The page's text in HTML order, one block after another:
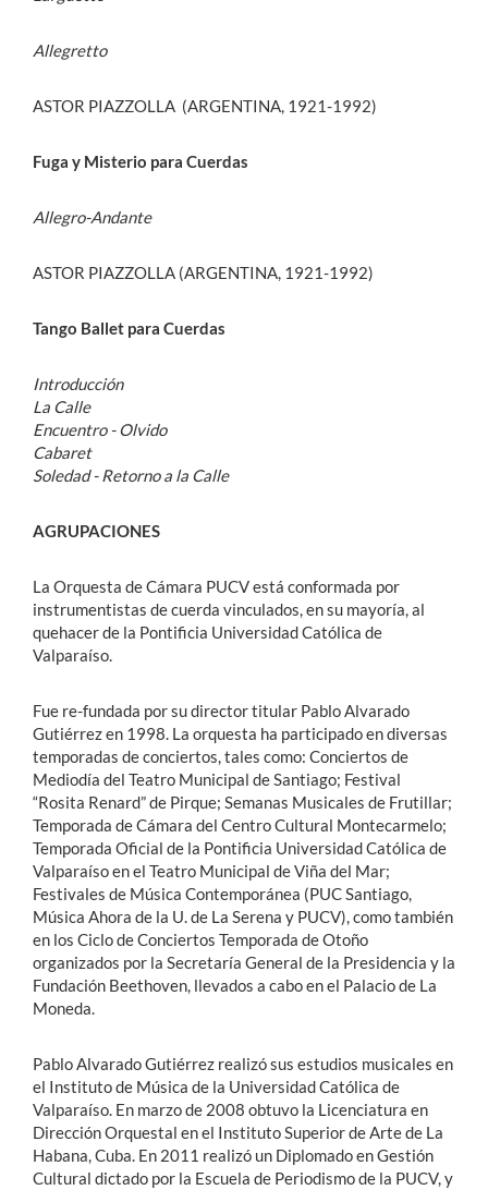
Allegretto
ASTOR PIAZZOLLA (ARGENTINA, 1921-1992)
Fuga y Misterio para Cuerdas
Allegro-Andante
ASTOR PIAZZOLLA (ARGENTINA, 1921-1992)
Tango Ballet para Cuerdas
Introducción
La Calle
Encuentro - Olvido
Cabaret
Soledad - Retorno a la Calle
AGRUPACIONES
La Orquesta de Cámara PUCV está conformada por
instrumentistas de cuerda vinculados, en su mayoría, al
quehacer de la Pontificia Universidad Católica de
Valparaíso.
Fue re-fundada por su director titular Pablo Alvarado
Gutiérrez en 1998. La orquesta ha participado en diversas
temporadas de conciertos, tales como: Conciertos de
Mediodía del Teatro Municipal de Santiago; Festival
“Rosita Renard” de Pirque; Semanas Musicales de Frutillar;
Temporada de Cámara del Centro Cultural Montecarmelo;
Temporada Oficial de la Pontificia Universidad Católica de
Valparaíso en el Teatro Municipal de Viña del Mar;
Festivales de Música Contemporánea (PUC Santiago,
Música Ahora de la U. de La Serena y PUCV), como también
en los Ciclo de Conciertos Temporada de Otoño
organizados por la Secretaría General de la Presidencia y la
Fundación Beethoven, llevados a cabo en el Palacio de La
Moneda.
Pablo Alvarado Gutiérrez realizó sus estudios musicales en
el Instituto de Música de la Universidad Católica de
Valparaíso. En marzo de 2008 obtuvo la Licenciatura en
Dirección Orquestal en el Instituto Superior de Arte de La
Habana, Cuba. En 2011 realizó un Diplomado en Gestión
Cultural dictado por la Escuela de Periodismo de la PUCV, y